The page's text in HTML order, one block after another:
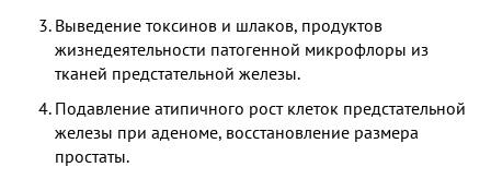
Выведение токсинов и шлаков, продуктов
жизнедеятельности патогенной микрофлоры из
тканей предстательной железы.
Подавление атипичного рост клеток предстательной
железы при аденоме, восстановление размера
простаты.